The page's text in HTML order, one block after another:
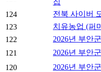
124
전북 사이버
123
치유농업 (퍼
122
2026년 부안
121
2026년 부안
120
2026년 부안